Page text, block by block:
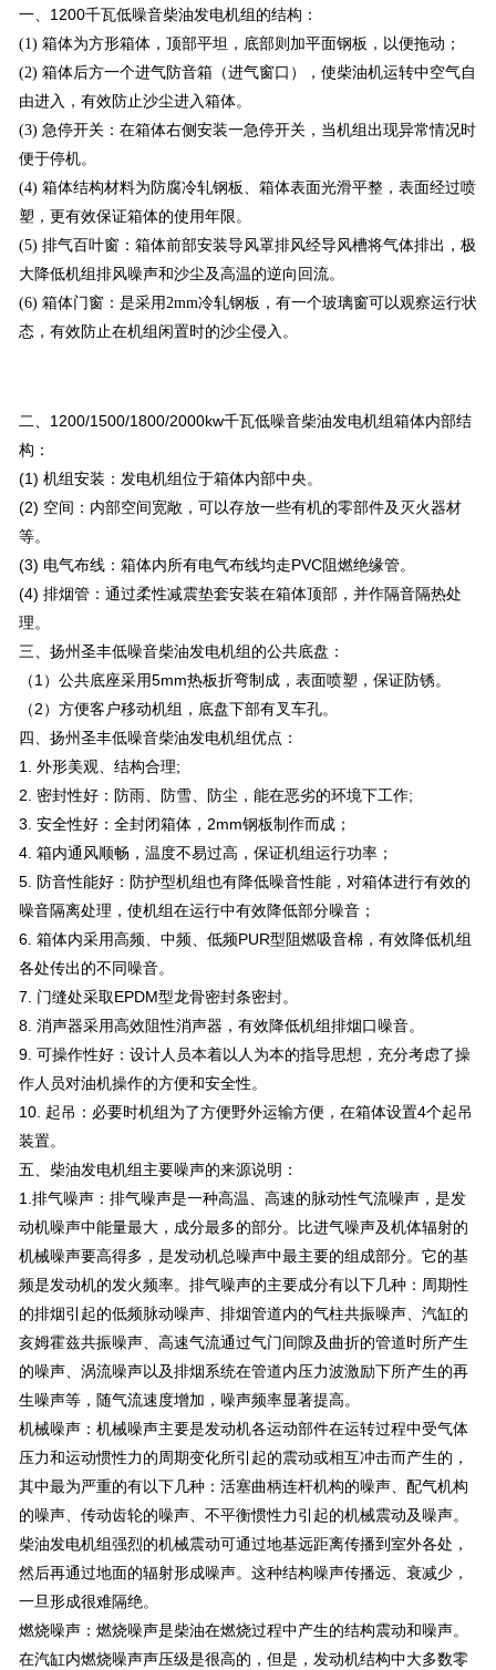
一、 1200千瓦低噪音柴油发电机组 的结构：
(1) 箱体为方形箱体，顶部平坦，底部则加平面钢板，以便拖动；
(2) 箱体后方一个进气防音箱（进气窗口），使柴油机运转中空气自
由进入，有效防止沙尘进入箱体。
(3) 急停开关：在箱体右侧安装一急停开关，当机组出现异常情况时
便于停机。
(4) 箱体结构材料为防腐冷轧钢板、箱体表面光滑平整，表面经过喷
塑，更有效保证箱体的使用年限。
(5) 排气百叶窗：箱体前部安装导风罩排风经导风槽将气体排出，极
大降低机组排风噪声和沙尘及高温的逆向回流。
(6) 箱体门窗：是采用2mm冷轧钢板，有一个玻璃窗可以观察运行状
态，有效防止在机组闲置时的沙尘侵入。
二、 1200/1500/1800/2000kw千瓦低噪音柴油发电机组箱体内部结
构：
(1) 机组安装：发电机组位于箱体内部中央。
(2) 空间：内部空间宽敞，可以存放一些有机的零部件及灭火器材
等。
(3) 电气布线：箱体内所有电气布线均走PVC阻燃绝缘管。
(4) 排烟管：通过柔性减震垫套安装在箱体顶部，并作隔音隔热处
理。
三、扬州圣丰低噪音柴油发电机组的公共底盘：
（1）公共底座采用5mm热板折弯制成，表面喷塑，保证防锈。
（2）方便客户移动机组，底盘下部有叉车孔。
四、扬州圣丰低噪音柴油发电机组优点：
1. 外形美观、结构合理;
2. 密封性好：防雨、防雪、防尘，能在恶劣的环境下工作;
3. 安全性好：全封闭箱体，2mm钢板制作而成；
4. 箱内通风顺畅，温度不易过高，保证机组运行功率；
5. 防音性能好：防护型机组也有降低噪音性能，对箱体进行有效的
噪音隔离处理，使机组在运行中有效降低部分噪音；
6. 箱体内采用高频、中频、低频PUR型阻燃吸音棉，有效降低机组
各处传出的不同噪音。
7. 门缝处采取EPDM型龙骨密封条密封。
8. 消声器采用高效阻性消声器，有效降低机组排烟口噪音。
9. 可操作性好：设计人员本着以人为本的指导思想，充分考虑了操
作人员对油机操作的方便和安全性。
10. 起吊：必要时机组为了方便野外运输方便，在箱体设置4个起吊
装置。
五、柴油发电机组主要噪声的来源说明：
1.排气噪声：排气噪声是一种高温、高速的脉动性气流噪声，是发
动机噪声中能量最大，成分最多的部分。比进气噪声及机体辐射的
机械噪声要高得多，是发动机总噪声中最主要的组成部分。它的基
频是发动机的发火频率。排气噪声的主要成分有以下几种：周期性
的排烟引起的低频脉动噪声、排烟管道内的气柱共振噪声、汽缸的
亥姆霍兹共振噪声、高速气流通过气门间隙及曲折的管道时所产生
的噪声、涡流噪声以及排烟系统在管道内压力波激励下所产生的再
生噪声等，随气流速度增加，噪声频率显著提高。
机械噪声：机械噪声主要是发动机各运动部件在运转过程中受气体
压力和运动惯性力的周期变化所引起的震动或相互冲击而产生的，
其中最为严重的有以下几种：活塞曲柄连杆机构的噪声、配气机构
的噪声、传动齿轮的噪声、不平衡惯性力引起的机械震动及噪声。
柴油发电机组强烈的机械震动可通过地基远距离传播到室外各处，
然后再通过地面的辐射形成噪声。这种结构噪声传播远、衰减少，
一旦形成很难隔绝。
燃烧噪声：燃烧噪声是柴油在燃烧过程中产生的结构震动和噪声。
在汽缸内燃烧噪声声压级是很高的，但是，发动机结构中大多数零